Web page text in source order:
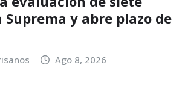
Suprema y abre plazo de
Ago 8, 2026